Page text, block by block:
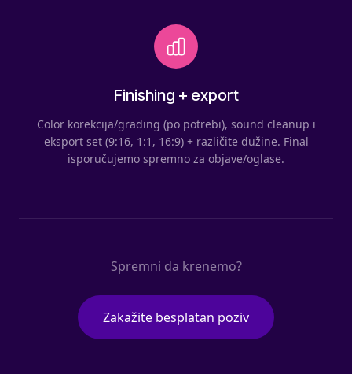
Finishing + export
Color korekcija/grading (po potrebi), sound cleanup i
eksport set (9:16, 1:1, 16:9) + različite dužine. Final
isporučujemo spremno za objave/oglase.
Spremni da krenemo?
Zakažite besplatan poziv